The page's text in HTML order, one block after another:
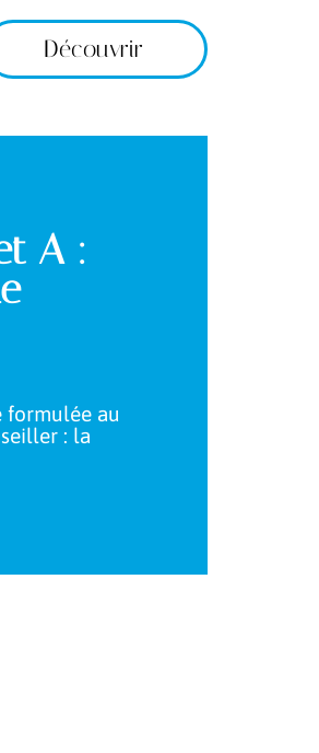
Découvrir
A :
formulée au
: la